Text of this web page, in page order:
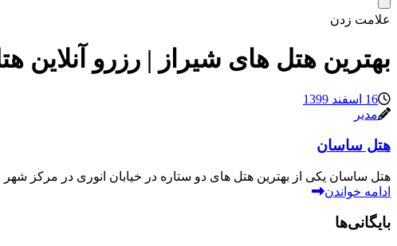
علامت زدن
بهترین هتل های شیراز | رزرو آنلاین
16 اسفند 1399
مدیر
هتل ساسان
هتل ساسان یکی از بهترین هتل های دو ستاره در خیابان انوری در مرکز شهر
ادامه خواندن
بایگانی‌ها